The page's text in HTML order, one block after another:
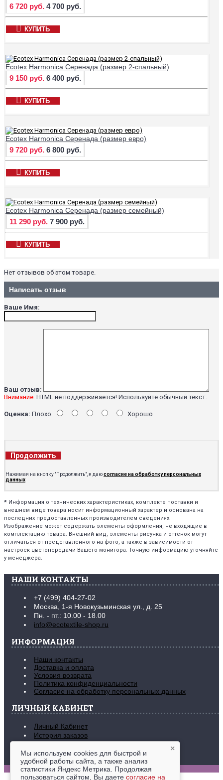
6 720 руб. 4 700 руб.
КУПИТЬ
Ecotex Harmonica Серенада (размер 2-спальный)
9 150 руб. 6 400 руб.
КУПИТЬ
Ecotex Harmonica Серенада (размер евро)
9 720 руб. 6 800 руб.
КУПИТЬ
Ecotex Harmonica Серенада (размер семейный)
11 290 руб. 7 900 руб.
КУПИТЬ
Нет отзывов об этом товаре.
Написать отзыв
Ваше Имя:
Ваш отзыв:
Внимание: HTML не поддерживается! Используйте обычный текст.
Оценка: Плохо Хорошо
Продолжить
Нажимая на кнопку "Продолжить", я даюсогласие на обработку персональных
данных
* Информация о технических характеристиках, комплекте поставки и
внешнем виде товара носит информационный характер и основана на
последних предоставленных производителем сведениях.
Изображение может содержать элементы оформления, не входящие в
комплектацию товара. Внешний вид, элементы рисунка и оттенок могут
отличаться от представленного на фото, а также в зависимости от
настроек цветопередачи Вашего монитора. Точную информацию уточняйте
у менеджера.
НАШИ КОНТАКТЫ
+7 (499) 404-27-02
Москва, 1-я Новокузьминская ул., д. 25
Пн. - пт.: 10.00 - 18.00
info@ecotextile-shop.ru
ИНФОРМАЦИЯ
Наши контакты
Доставка и оплата
Условия возврата
Политика конфиденциальности
Согласие на обработку персональных данных
ЛИЧНЫЙ КАБИНЕТ
Личный Кабинет
История заказов
Закладки (0)
Рассылка новостей
www.ecotextile-shop.ru © 2016-2026
×
Мы используем cookies для быстрой и
удобной работы сайта, а также анализ
статистики Яндекс Метрика. Продолжая
пользоваться сайтом, Вы даете согласие на